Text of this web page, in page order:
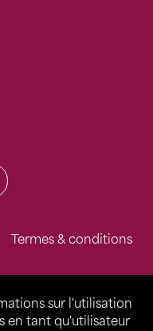
sur l'utilisation
en tant qu'utilisateur
Termes & conditions